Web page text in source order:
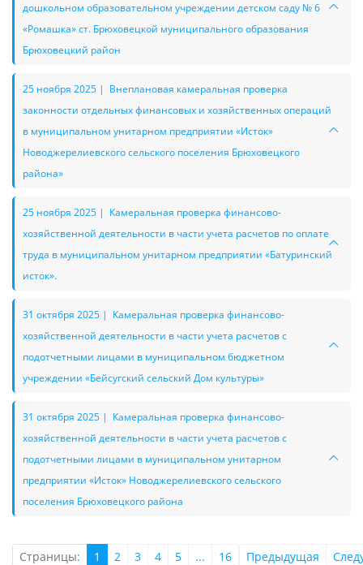
дошкольном образовательном учреждении детском саду № 6
«Ромашка» ст. Брюховецкой муниципального образования
Брюховецкий район
25 ноября 2025 | Внеплановая камеральная проверка
законности отдельных финансовых и хозяйственных операций
в муниципальном унитарном предприятии «Исток»
Новоджерелиевского сельского поселения Брюховецкого
района»
25 ноября 2025 | Камеральная проверка финансово-
хозяйственной деятельности в части учета расчетов по оплате
труда в муниципальном унитарном предприятии «Батуринский
исток».
31 октября 2025 | Камеральная проверка финансово-
хозяйственной деятельности в части учета расчетов с
подотчетными лицами в муниципальном бюджетном
учреждении «Бейсугский сельский Дом культуры»
31 октября 2025 | Камеральная проверка финансово-
хозяйственной деятельности в части учета расчетов с
подотчетными лицами в муниципальном унитарном
предприятии «Исток» Новоджерелиевского сельского
поселения Брюховецкого района
Страницы: 1 2 3 4 5 ... 16 Предыдущая